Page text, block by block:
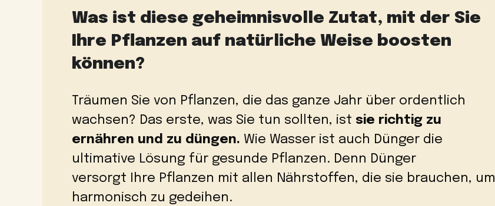
Was ist diese geheimnisvolle Zutat, mit der Sie
Ihre Pflanzen auf natürliche Weise boosten
können?
Träumen Sie von Pflanzen, die das ganze Jahr über ordentlich
wachsen? Das erste, was Sie tun sollten, ist sie richtig zu
ernähren und zu düngen. Wie Wasser ist auch Dünger die
ultimative Lösung für gesunde Pflanzen. Denn Dünger
versorgt Ihre Pflanzen mit allen Nährstoffen, die sie brauchen, um
harmonisch zu gedeihen.